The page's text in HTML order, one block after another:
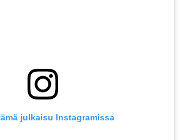
julkaisu Instagramissa